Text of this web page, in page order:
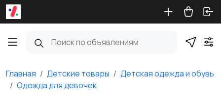
Главная Детские товары
Детская одежда и обувь
Одежда для девочек